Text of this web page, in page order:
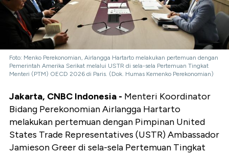
Foto: Menko Perekonomian, Airlangga Hartarto melakukan pertemuan dengan
Pemerintah Amerika Serikat melalui USTR di sela-sela Pertemuan Tingkat
Menteri (PTM) OECD 2026 di Paris. (Dok. Humas Kemenko Perekonomian)
Jakarta, CNBC Indonesia - Menteri Koordinator
Bidang Perekonomian Airlangga Hartarto
melakukan pertemuan dengan Pimpinan United
States Trade Representatives (USTR) Ambassador
Jamieson Greer di sela-sela Pertemuan Tingkat